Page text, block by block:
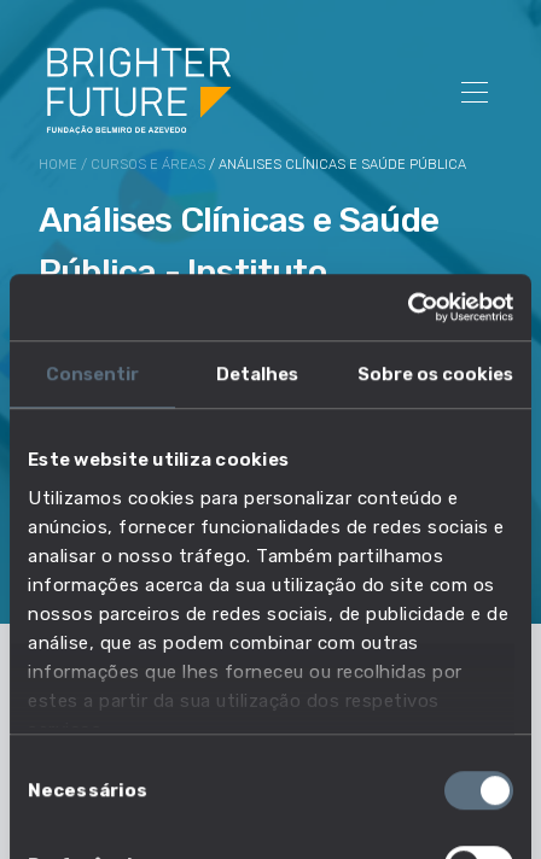
Consentir Detalhes Sobre os cookies
Este website utiliza cookies
Utilizamos cookies para personalizar conteúdo e
anúncios, fornecer funcionalidades de redes sociais e
analisar o nosso tráfego. Também partilhamos
informações acerca da sua utilização do site com os
nossos parceiros de redes sociais, de publicidade e de
análise, que as podem combinar com outras
informações que lhes forneceu ou recolhidas por
estes a partir da sua utilização dos respetivos
serviços.
deNecessários
HOME / CURSOS E ÁREAS / ANÁLISES CLÍNICAS E SAÚDE PÚBLICA
Análises Clínicas e Saúde
Pública - Instituto
Politécnico do Porto - Escola
Superior de Saúde
ECTS
120 61
SOBREDIPLOMADOSINSCRITOS
Qual é o perfil dos alunos inscritos
neste curso?
Descobre como o número de inscritos tem evoluído